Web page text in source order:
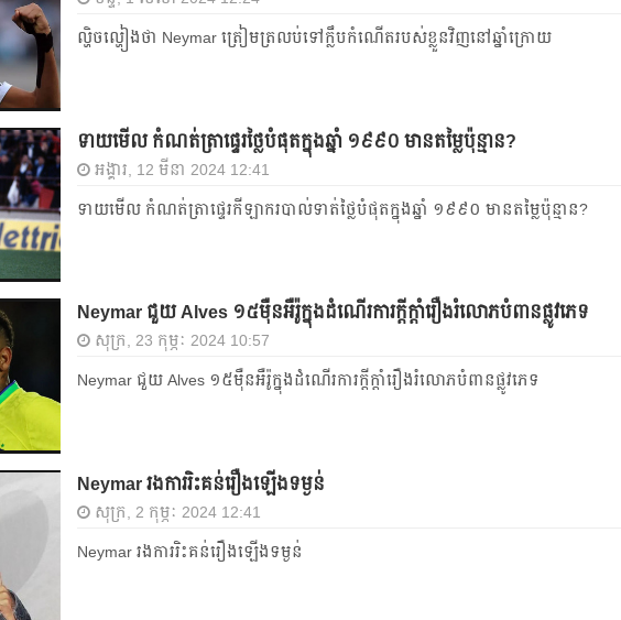
ល្ហិចល្ហៀង​ថា Neymar ត្រៀម​ត្រលប់​ទៅ​ក្លឹប​កំណើត​របស់​ខ្លួន​វិញ​នៅ​ឆ្នាំ​ក្រោយ
ទាយ​មើល កំណត់​ត្រា​ផ្ទេរ​ថ្លៃ​បំផុត​ក្នុង​ឆ្នាំ ១៩៩០ មាន​តម្លៃ​ប៉ុន្មាន?
អង្គារ, 12 មីនា 2024 12:41
ទាយ​មើល កំណត់​ត្រា​ផ្ទេរ​កីឡាករ​បាល់ទាត់​ថ្លៃ​បំផុត​ក្នុង​ឆ្នាំ ១៩៩០ មាន​តម្លៃ​ប៉ុន្មាន?
Neymar ជួយ​ Alves ១៥ម៉ឺន​អឺរ៉ូ​ក្នុង​ដំណើរ​ការ​ក្ដីក្ដាំ​រឿង​រំលោភ​បំពាន​ផ្លូវភេទ
សុក្រ, 23 កុម្ភៈ 2024 10:57
Neymar ជួយ​ Alves ១៥ម៉ឺន​អឺរ៉ូ​ក្នុង​ដំណើរ​ការ​ក្ដីក្ដាំ​រឿង​រំលោភ​បំពាន​ផ្លូវភេទ
Neymar រង​ការ​រិះគន់​រឿង​ឡើង​ទម្ងន់
សុក្រ, 2 កុម្ភៈ 2024 12:41
Neymar រង​ការ​រិះគន់​រឿង​ឡើង​ទម្ងន់